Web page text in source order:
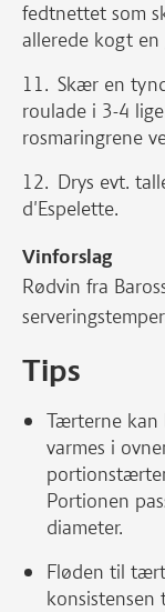
fedtnettet som
allerede kogt en
Skær en
roulade i 3-4
rosmaringrene
Drys evt.
d'Espelette.
Vinforslag
Rødvin fra
Tips
Tærterne kan
varmes i
Portionen
diameter.
Fløden til